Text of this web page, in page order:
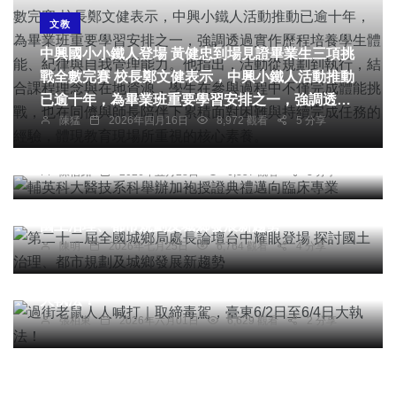
文教
中興國小小鐵人登場 黃健忠到場見證畢業生三項挑
戰全數完賽 校長鄭文健表示，中興小鐵人活動推動
已逾十年，為畢業班重要學習安排之一，強調透過
實作歷程培養學生體能、紀律與自我管理能力。他
指出，活動從規劃到執行，結合課程理念與在地資
儕與師長陪伴下累積面對困難與持續完成任務的經
陳猛 2026年四月16日 8,972 觀看 5 分享
綜合新聞
輔英科大醫技系科舉辦加袍授證典禮邁向臨床專業
陳信銘 2026年五月28日 6,857 觀看 3 分享
社會
第二十二屆全國城鄉局處長論壇台中耀眼登場 探討
陳明 2026年七月25日 6,764 觀看 4 分享
社會
過街老鼠人人喊打｜取締毒駕，臺東6/2日至6/4日
張柏東 2026年六月01日 6,629 觀看 2 分享